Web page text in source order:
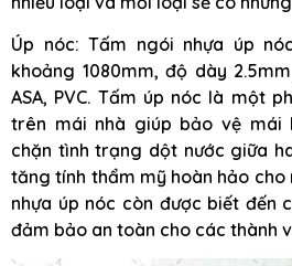
Úp nóc: Tấm ngói nhựa úp
khoảng 1080mm, độ dày
ASA, PVC. Tấm úp nóc là một
trên mái nhà giúp bảo vệ mái
chặn tình trạng dột nước giữa
tăng tính thẩm mỹ hoàn hảo cho
nhựa úp nóc còn được biết đến
đảm bảo an toàn cho các thành